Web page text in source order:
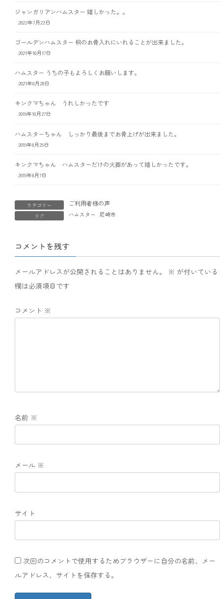
ジャンガリアンハムスター 嬉しかった。。
2022年7月22日
ゴールデンハムスター 桐のお骨入れにいれることが出来ました。
2021年10月17日
ハムスター うちの子もよろしくお願いします。
2021年8月28日
キンクマちゃん うれしかったです
2019年10月27日
ハムスターちゃん しっかり最後までお骨上げが出来ました。
2019年8月29日
キンクマちゃん ハムスターだけの火葬があって嬉しかったです。
2019年8月7日
カテゴリー ご利用者様の声
タグ ハムスター 尼崎市
コメントを残す
メールアドレスが公開されることはありません。 ※ が付いている
欄は必須項目です
コメント ※
名前 ※
メール ※
サイト
次回のコメントで使用するためブラウザーに自分の名前、メー
ルアドレス、サイトを保存する。